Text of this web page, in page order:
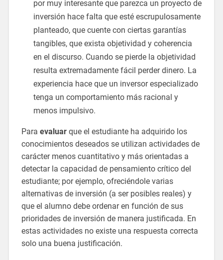
por muy interesante que parezca un proyecto de
inversión hace falta que esté escrupulosamente
planteado, que cuente con ciertas garantías
tangibles, que exista objetividad y coherencia
en el discurso. Cuando se pierde la objetividad
resulta extremadamente fácil perder dinero. La
experiencia hace que un inversor especializado
tenga un comportamiento más racional y
menos impulsivo.
Para evaluarque el estudiante ha adquirido los
conocimientos deseados se utilizan actividades de
carácter menos cuantitativo y más orientadas a
detectar la capacidad de pensamiento crítico del
estudiante; por ejemplo, ofreciéndole varias
alternativas de inversión (a ser posibles reales) y
que el alumno debe ordenar en función de sus
prioridades de inversión de manera justificada. En
estas actividades no existe una respuesta correcta
solo una buena justificación.